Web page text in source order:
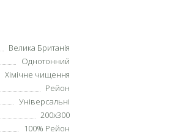
Велика Британія
Однотонний
Хімічне чищення
Рейон
Універсальні
200х300
100% Рейон